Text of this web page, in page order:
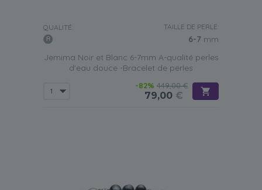
QUALITÉ: TAILLE DE PERLE:
6-7 mm
Jemima Noir et Blanc 6-7mm A-qualité perles
d'eau douce -Bracelet de perles
-82% 449,00 €
79,00 €